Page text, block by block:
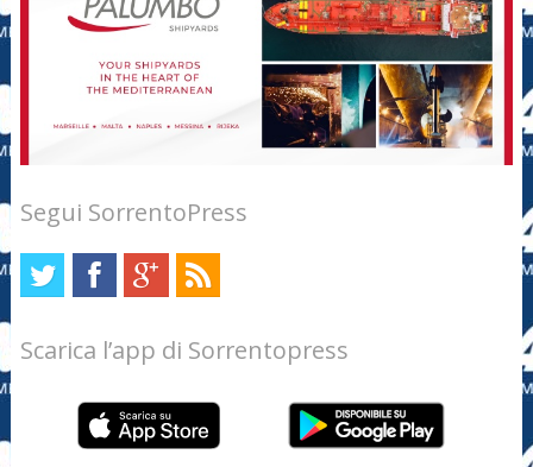
Segui SorrentoPress
Scarica l’app di Sorrentopress